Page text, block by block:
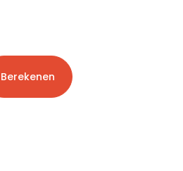
Berekenen